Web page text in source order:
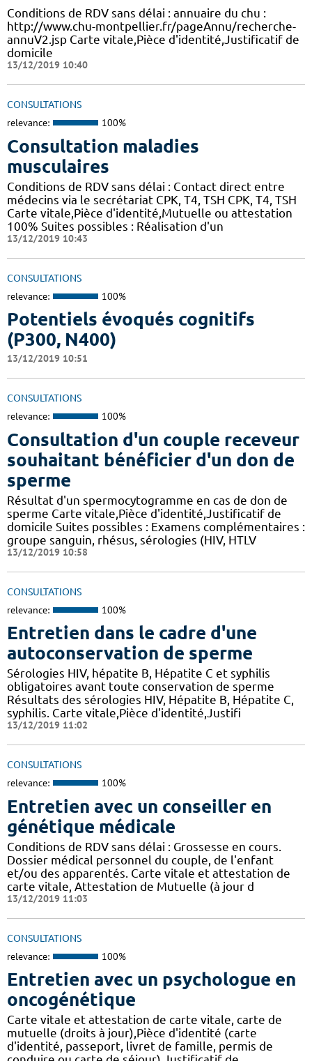
Conditions de RDV sans délai : annuaire du chu :
http://www.chu-montpellier.fr/pageAnnu/recherche-
annuV2.jsp Carte vitale,Pièce d'identité,Justificatif de
domicile
13/12/2019 10:40
CONSULTATIONS
relevance: 100%
Consultation maladies
musculaires
Conditions de RDV sans délai : Contact direct entre
médecins via le secrétariat CPK, T4, TSH CPK, T4, TSH
Carte vitale,Pièce d'identité,Mutuelle ou attestation
100% Suites possibles : Réalisation d'un
13/12/2019 10:43
CONSULTATIONS
relevance: 100%
Potentiels évoqués cognitifs
(P300, N400)
13/12/2019 10:51
CONSULTATIONS
relevance: 100%
Consultation d'un couple receveur
souhaitant bénéficier d'un don de
sperme
Résultat d'un spermocytogramme en cas de don de
sperme Carte vitale,Pièce d'identité,Justificatif de
domicile Suites possibles : Examens complémentaires :
groupe sanguin, rhésus, sérologies (HIV, HTLV
13/12/2019 10:58
CONSULTATIONS
relevance: 100%
Entretien dans le cadre d'une
autoconservation de sperme
Sérologies HIV, hépatite B, Hépatite C et syphilis
obligatoires avant toute conservation de sperme
Résultats des sérologies HIV, Hépatite B, Hépatite C,
syphilis. Carte vitale,Pièce d'identité,Justifi
13/12/2019 11:02
CONSULTATIONS
relevance: 100%
Entretien avec un conseiller en
génétique médicale
Conditions de RDV sans délai : Grossesse en cours.
Dossier médical personnel du couple, de l'enfant
et/ou des apparentés. Carte vitale et attestation de
carte vitale, Attestation de Mutuelle (à jour d
13/12/2019 11:03
CONSULTATIONS
relevance: 100%
Entretien avec un psychologue en
oncogénétique
Carte vitale et attestation de carte vitale, carte de
mutuelle (droits à jour),Pièce d'identité (carte
d'identité, passeport, livret de famille, permis de